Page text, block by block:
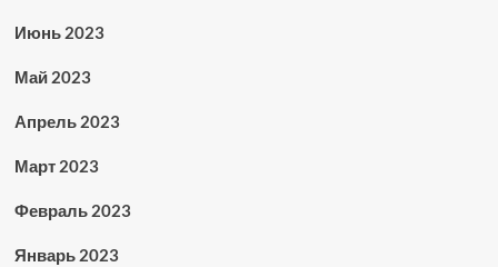
Июнь 2023
Май 2023
Апрель 2023
Март 2023
Февраль 2023
Январь 2023